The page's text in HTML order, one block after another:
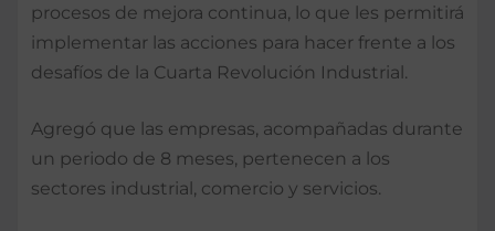
procesos de mejora continua, lo que les permitirá
implementar las acciones para hacer frente a los
desafíos de la Cuarta Revolución Industrial.
Agregó que las empresas, acompañadas durante
un periodo de 8 meses, pertenecen a los
sectores industrial, comercio y servicios.